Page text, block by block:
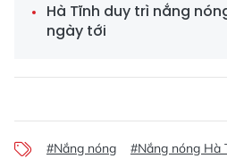
Hà Tĩnh duy trì nắng
ngày tới
#Nắng nóng #Nắng nóng Hà